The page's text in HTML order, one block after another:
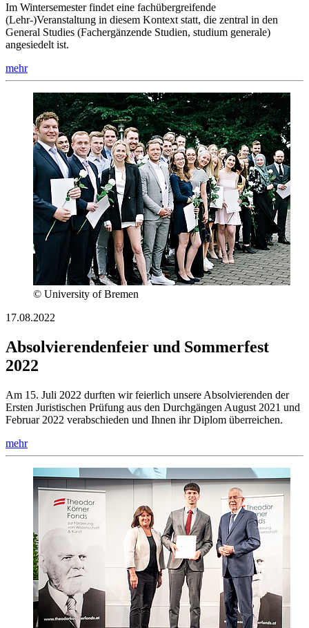
Im Wintersemester findet eine fachübergreifende
(Lehr-)Veranstaltung in diesem Kontext statt, die zentral in den
General Studies (Fachergänzende Studien, studium generale)
angesiedelt ist.
mehr
© University of Bremen
17.08.2022
Absolvierendenfeier und Sommerfest
2022
Am 15. Juli 2022 durften wir feierlich unsere Absolvierenden der
Ersten Juristischen Prüfung aus den Durchgängen August 2021 und
Februar 2022 verabschieden und Ihnen ihr Diplom überreichen.
mehr